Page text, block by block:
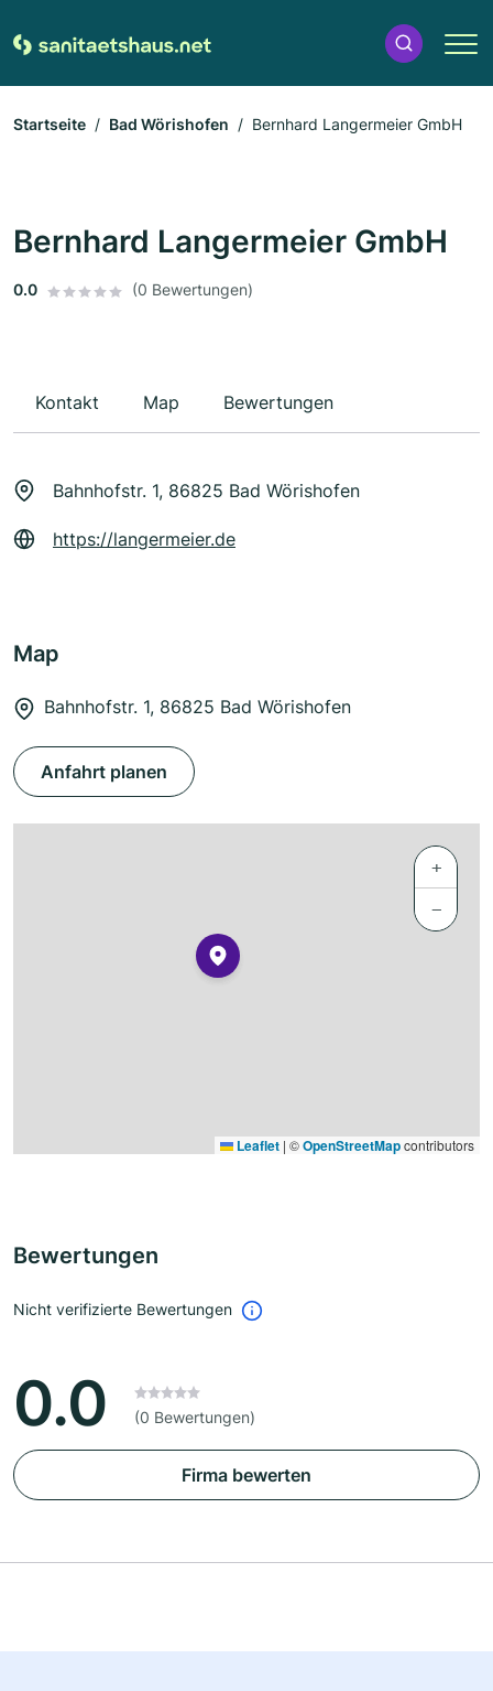
Startseite Bad Wörishofen Bernhard Langermeier GmbH
Bernhard Langermeier GmbH
0.0 (0 Bewertungen)
Kontakt Map Bewertungen
Bahnhofstr. 1, 86825 Bad Wörishofen
https://langermeier.de
Map
Bahnhofstr. 1, 86825 Bad Wörishofen
Anfahrt planen
+
−
Leaflet | ©OpenStreetMapcontributors
Bewertungen
Nicht verifizierte Bewertungen
0.0 (0 Bewertungen)
Firma bewerten